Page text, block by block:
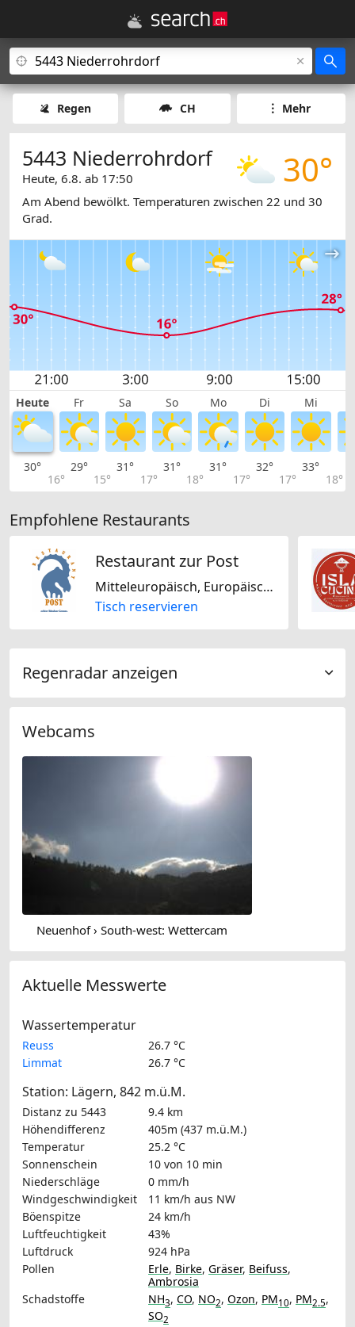
Regen CH Mehr
30°
5443 Niederrohrdorf
Heute, 6.8. ab 17:50
Am Abend bewölkt. Temperaturen zwischen 22 und 30
Grad.
Heute Fr Sa So Mo Di Mi
30°
16°
29°
15°
31°
17°
31°
18°
31°
17°
32°
17°
33°
18°
Empfohlene Restaurants
Restaurant zur Post
Mitteleuropäisch, Europäisch, Schweizerisch
Tisch reservieren
Regenradar anzeigen
Webcams
Neuenhof › South-west: Wettercam
Aktuelle Messwerte
Wassertemperatur
Reuss
26.7 °C
Limmat
26.7 °C
Station: Lägern, 842 m.ü.M.
Distanz zu 5443
9.4 km
Höhendifferenz
405m (437 m.ü.M.)
Temperatur
25.2 °C
Sonnenschein
10 von 10 min
Niederschläge
0 mm/h
Windgeschwindigkeit
11 km/h aus NW
Böenspitze
24 km/h
Luftfeuchtigkeit
43%
Luftdruck
924 hPa
Pollen
Erle, Birke, Gräser, Beifuss,
Ambrosia
Schadstoffe
NH3, CO, NO2, Ozon, PM10, PM2.5,
SO2